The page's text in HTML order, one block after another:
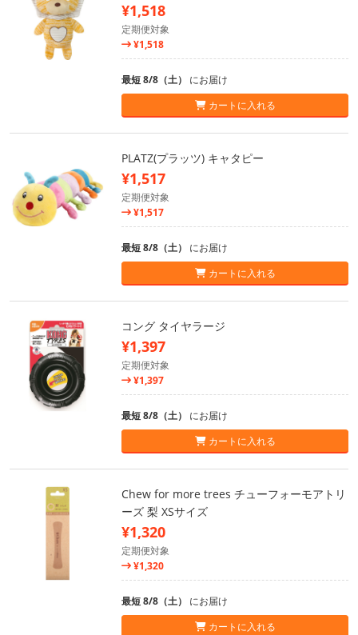
¥1,518
定期便対象
¥1,518
最短 8/8（土） にお届け
カートに入れる
PLATZ(プラッツ) キャタピー
¥1,517
定期便対象
¥1,517
最短 8/8（土） にお届け
カートに入れる
コング タイヤラージ
¥1,397
定期便対象
¥1,397
最短 8/8（土） にお届け
カートに入れる
Chew for more trees チューフォーモアトリ
ーズ 梨 XSサイズ
¥1,320
定期便対象
¥1,320
最短 8/8（土） にお届け
カートに入れる